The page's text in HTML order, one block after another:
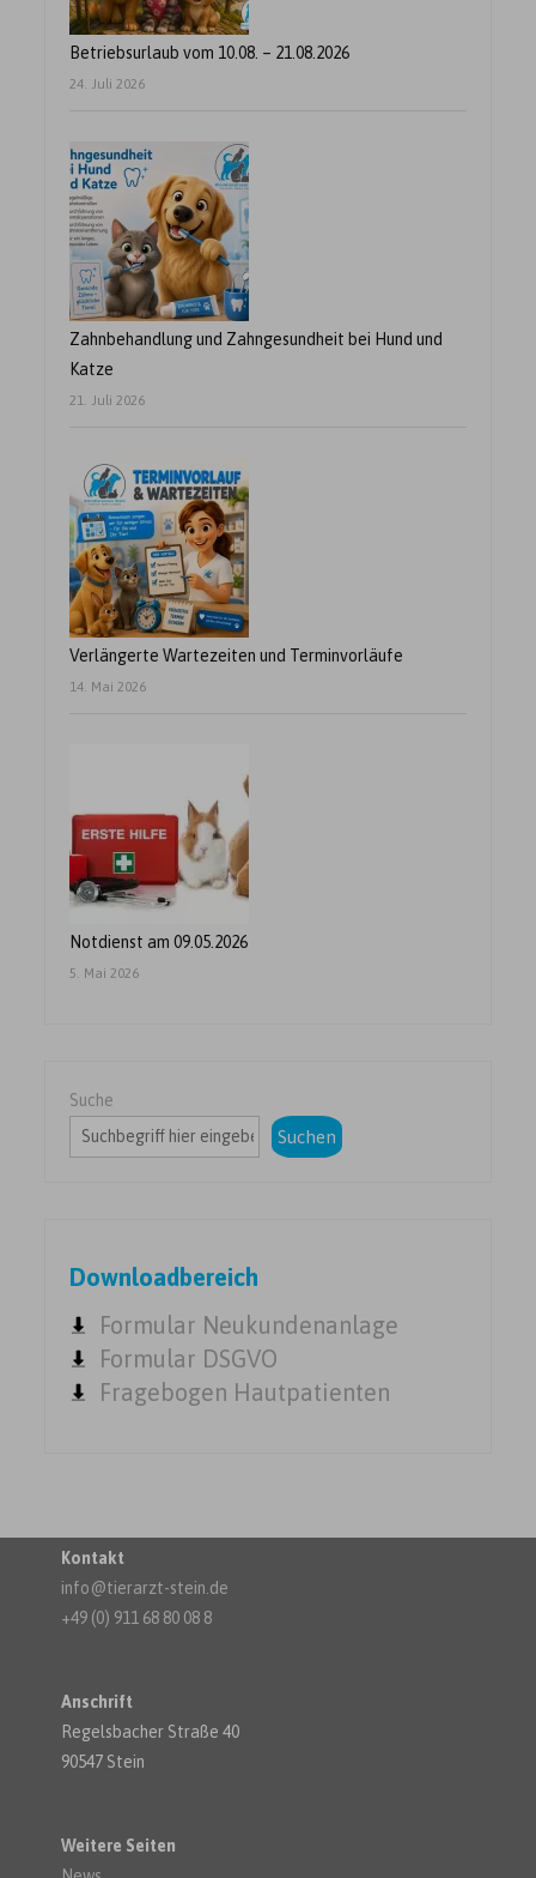
Betriebsurlaub vom 10.08. – 21.08.2026
24. Juli 2026
Zahnbehandlung und Zahngesundheit bei Hund und
Katze
21. Juli 2026
Verlängerte Wartezeiten und Terminvorläufe
14. Mai 2026
Notdienst am 09.05.2026
5. Mai 2026
Suche
Suchen
Downloadbereich
Formular Neukundenanlage
Formular DSGVO
Fragebogen Hautpatienten
Kontakt
info@tierarzt-stein.de
+49 (0) 911 68 80 08 8
Anschrift
Regelsbacher Straße 40
90547 Stein
Weitere Seiten